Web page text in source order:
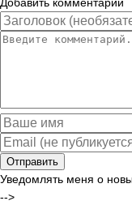
Отправить
Уведомлять меня о
-->